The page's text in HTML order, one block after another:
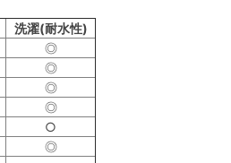
洗濯(耐水性)
◎
◎
◎
◎
○
◎